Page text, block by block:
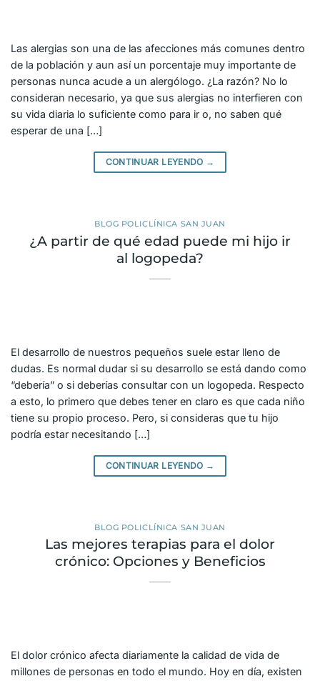
Las alergias son una de las afecciones más comunes dentro
de la población y aun así un porcentaje muy importante de
personas nunca acude a un alergólogo. ¿La razón? No lo
consideran necesario, ya que sus alergias no interfieren con
su vida diaria lo suficiente como para ir o, no saben qué
esperar de una […]
CONTINUAR LEYENDO →
BLOG POLICLÍNICA SAN JUAN
¿A partir de qué edad puede mi hijo ir
al logopeda?
El desarrollo de nuestros pequeños suele estar lleno de
dudas. Es normal dudar si su desarrollo se está dando como
“debería” o si deberías consultar con un logopeda. Respecto
a esto, lo primero que debes tener en claro es que cada niño
tiene su propio proceso. Pero, si consideras que tu hijo
podría estar necesitando […]
CONTINUAR LEYENDO →
BLOG POLICLÍNICA SAN JUAN
Las mejores terapias para el dolor
crónico: Opciones y Beneficios
El dolor crónico afecta diariamente la calidad de vida de
millones de personas en todo el mundo. Hoy en día, existen